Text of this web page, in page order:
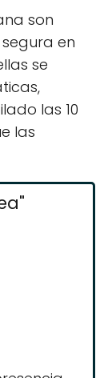
son
en
se
las 10
las